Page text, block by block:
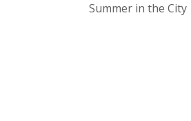
Summer in the City